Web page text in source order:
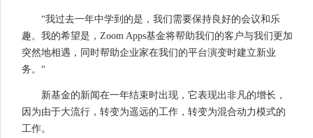
“我过去一年中学到的是，我们需要保持良好的会议和乐
趣。我的希望是，Zoom Apps基金将帮助我们的客户与我们更加
突然地相遇，同时帮助企业家在我们的平台演变时建立新业
务。“
新基金的新闻在一年结束时出现，它表现出非凡的增长，
因为由于大流行，转变为遥远的工作，转变为混合动力模式的
工作。